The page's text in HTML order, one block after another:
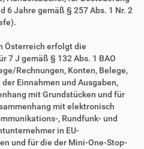
6 Jahre gemäß § 257 Abs. 1 Nr. 2
Österreich erfolgt die
7 J gemäß § 132 Abs. 1 BAO
Rechnungen, Konten, Belege,
Einnahmen und Ausgaben,
mit Grundstücken und für
mit elektronisch
, Rundfunk- und
in EU-
und für die der Mini-One-Stop-